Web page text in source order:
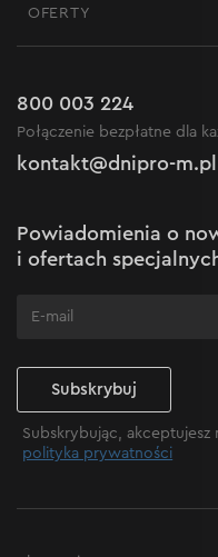
Regulamin sklepu
Polityka prywatności
Gwarancja i serwis
Reklamacje i skargi
Ustawienia plików cookie
Często zadawane pytania
OFERTY
Nowości
800 003 224
Połączenie bezpłatne dla
kontakt@dnipro-m.pl
Powiadomienia o
i ofertach
Subskrybuj
Subskrybując,
polityka prywatności